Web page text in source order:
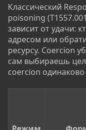
Классический
poisoning
зависит от удачи:
адресом или
ресурсу. Coercion
сам выбираешь
coercion